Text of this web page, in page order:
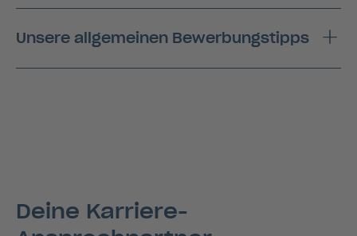
Unsere allgemeinen Bewerbungstipps
Deine Karriere-